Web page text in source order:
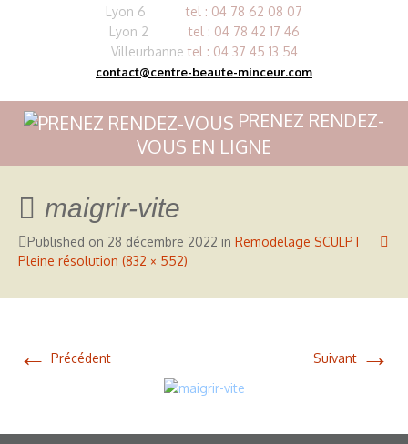
Lyon 6 tel : 04 78 62 08 07
Lyon 2 tel : 04 78 42 17 46
Villeurbanne tel : 04 37 45 13 54
contact@centre-beaute-minceur.com
PRENEZ RENDEZ-
VOUS EN LIGNE
maigrir-vite
Published on 28 décembre 2022 in Remodelage SCULPT
Pleine résolution (832 × 552)
← Précédent Suivant →